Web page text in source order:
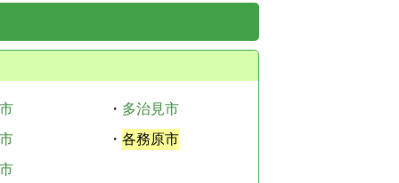
・ 多治見市
・ 各務原市